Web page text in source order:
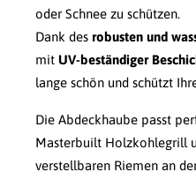
oder Schnee zu schützen.
Dank des robusten und
mit UV-beständiger
lange schön und schützt
Die Abdeckhaube passt
Masterbuilt Holzkohlegrill
verstellbaren Riemen an